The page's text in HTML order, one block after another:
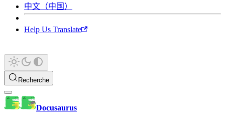
中文（中国）
Help Us Translate
Recherche
Docusaurus